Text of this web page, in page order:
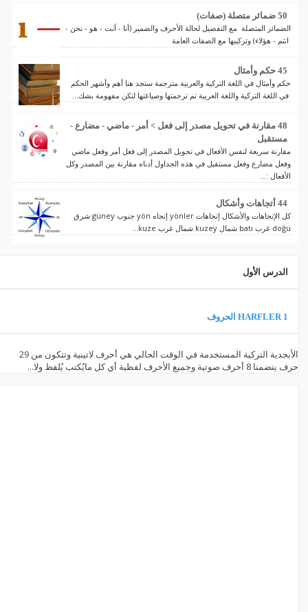
50 ضمائر متصلة (صفات)
الضمائر المتصلة مع التفصيل لحالة الأحرف والضمير (أنا - أنت - هو - نحن -
انتم - هؤلاء) وتركيبها مع الصفات العامة
45 حكم وأمثال
حكم وأمثال في اللغة التركية والعربية مترجمة ستجد هنا أهم وأشهر الحكم
في اللغة التركية واللغة العربية تم ترجمتها وصياغتها لتكن مفهومة بشك...
48 مقارنة في تحويل مصدر إلى فعل > أمر - ماضي - مضارع -
مستقبل
مقارنة سريعة لنفس الأفعال في تحويل المصدر إلى فعل أمر وفعل ماضي
وفعل مضارع وفعل مستقبل في هذه الجداول أدناه مقارنة بين المصدر وكل
الأفعال :...
44 أتجاهات وأشكال
كل الإتجاهات والأشكال إتجاهات yönler إتجاه yön جنوب güney شرق
doğu غرب batı شمال kuzey شمال غرب kuze...
الدرس الأول
1 HARFLER الحروف
الأبجدية التركية المستخدمة في الوقت الحالي هي أحرف لاتينية وتتكون من 29
حرف يتضمنا 8 أحرف صوتية وجميع الأحرف لفظية أي كل مايُكتب يُلفظ ولا...